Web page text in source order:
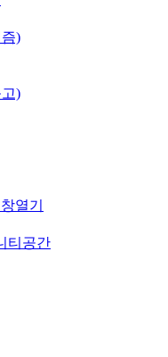
)
)
티공간